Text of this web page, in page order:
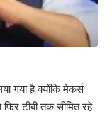
गया है क्योंकि मेकर्स
फिर टीबी तक सीमित रहे